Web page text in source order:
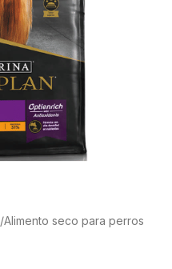
/Alimento seco para perros